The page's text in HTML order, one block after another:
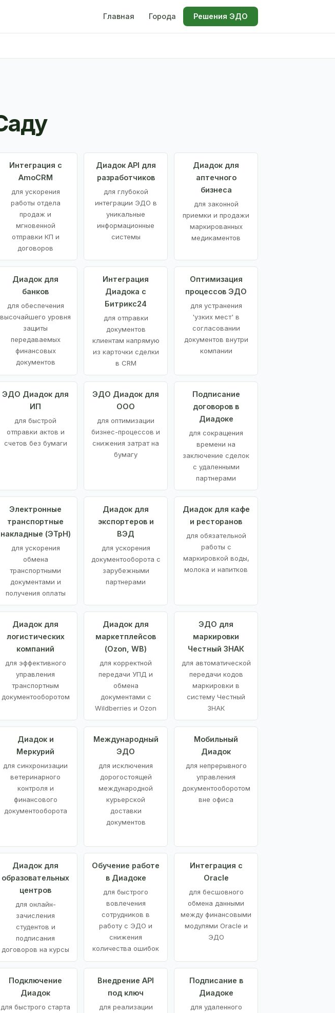
Главная Города Решения ЭДО
Интеграция с
AmoCRM
для ускорения
работы отдела
продаж и
мгновенной
отправки КП и
договоров
Диадок API для
разработчиков
для глубокой
интеграции ЭДО в
уникальные
информационные
системы
Диадок для
аптечного
бизнеса
для законной
приемки и продажи
маркированных
медикаментов
Диадок для
банков
для обеспечения
высочайшего уровня
защиты
передаваемых
финансовых
документов
Интеграция
Диадока с
Битрикс24
для отправки
документов
клиентам напрямую
из карточки сделки
в CRM
Оптимизация
процессов ЭДО
для устранения
'узких мест' в
согласовании
документов внутри
компании
ЭДО Диадок для
ИП
для быстрой
отправки актов и
счетов без бумаги
ЭДО Диадок для
ООО
для оптимизации
бизнес-процессов и
снижения затрат на
бумагу
Подписание
договоров в
Диадоке
для сокращения
времени на
заключение сделок
с удаленными
партнерами
Электронные
транспортные
накладные (ЭТрН)
для ускорения
обмена
транспортными
документами и
получения оплаты
Диадок для
экспортеров и
ВЭД
для ускорения
документооборота с
зарубежными
партнерами
Диадок для кафе
и ресторанов
для обязательной
работы с
маркировкой воды,
молока и напитков
Диадок для
логистических
компаний
для эффективного
управления
транспортным
документооборотом
Диадок для
маркетплейсов
(Ozon, WB)
для корректной
передачи УПД и
обмена
документами с
Wildberries и Ozon
ЭДО для
маркировки
Честный ЗНАК
для автоматической
передачи кодов
маркировки в
систему Честный
ЗНАК
Диадок и
Меркурий
для синхронизации
ветеринарного
контроля и
финансового
документооборота
Международный
ЭДО
для исключения
дорогостоящей
международной
курьерской
доставки
документов
Мобильный
Диадок
для непрерывного
управления
документооборотом
вне офиса
Диадок для
образовательных
центров
для онлайн-
зачисления
студентов и
подписания
договоров на курсы
Обучение работе
в Диадоке
для быстрого
вовлечения
сотрудников в
работу с ЭДО и
снижения
количества ошибок
Интеграция с
Oracle
для бесшовного
обмена данными
между финансовыми
модулями Oracle и
ЭДО
Подключение
Диадок
для быстрого старта
Внедрение API
под ключ
для реализации
Подписание в
Диадоке
для удаленного